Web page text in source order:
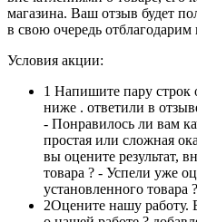
магазина. Ваш отзыв будет
в свою очередь отблагодарим
Условия акции:
1 Напишите пару строк
ниже . ответили в
- Понравилось ли вам
простая или сложная
вы оцените результат,
товара ? - Успели уже
установленного товара ?
2Оцените нашу работу.